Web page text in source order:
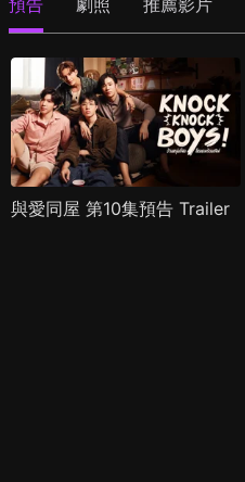
預告 劇照 推薦影片
與愛同屋 第10集預告 Trailer